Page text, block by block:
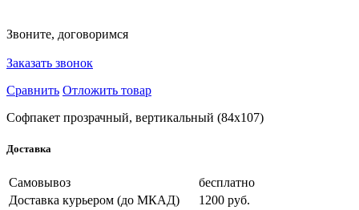
Звоните, договоримся
Заказать звонок
Сравнить Отложить товар
Софпакет прозрачный, вертикальный (84х107)
Доставка
Самовывоз
бесплатно
Доставка курьером (до МКАД)
1200 руб.